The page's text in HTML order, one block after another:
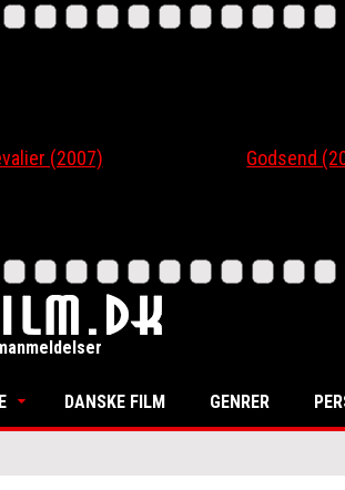
(2007) Godsend
DANSKE FILM GENRER